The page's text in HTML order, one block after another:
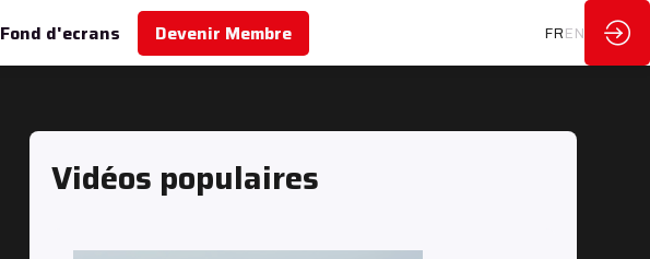
Fond d'ecrans Devenir Membre FREN
Vidéos populaires